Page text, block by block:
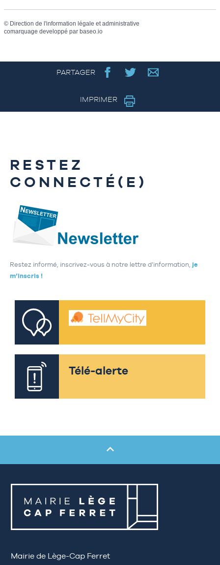
© Direction de l'information légale et administrative
comarquage developpé par baseo.io
PARTAGER
IMPRIMER
RESTEZ
CONNECTÉ(E)
Restez informé, inscrivez-vous à notre lettre d’information, je
m’inscris !
Télé-alerte
Mairie de Lège-Cap Ferret